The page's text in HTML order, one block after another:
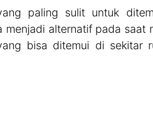
paling sulit untuk
alternatif pada saat
bisa ditemui di sekitar